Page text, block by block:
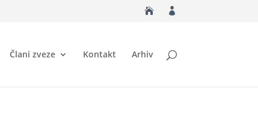
Člani zveze Kontakt Arhiv